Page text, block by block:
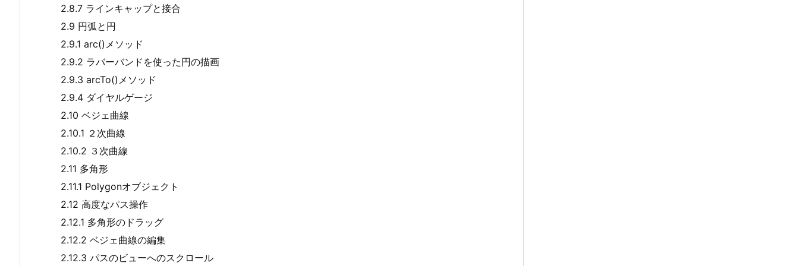
2.8.7 ラインキャップと接合
2.9 円弧と円
2.9.1 arc()メソッド
2.9.2 ラバーバンドを使った円の描画
2.9.3 arcTo()メソッド
2.9.4 ダイヤルゲージ
2.10 ベジェ曲線
2.10.1 ２次曲線
2.10.2 ３次曲線
2.11 多角形
2.11.1 Polygonオブジェクト
2.12 高度なパス操作
2.12.1 多角形のドラッグ
2.12.2 ベジェ曲線の編集
2.12.3 パスのビューへのスクロール